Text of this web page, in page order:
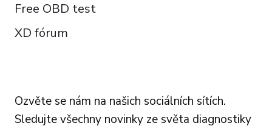
Free OBD test
XD fórum
Ozvěte se nám na našich sociálních sítích.
Sledujte všechny novinky ze světa diagnostiky